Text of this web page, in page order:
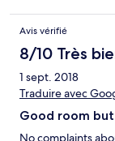
Avis vérifié
8/10 Très
1 sept. 2018
Traduire avec
Good room
No complaints